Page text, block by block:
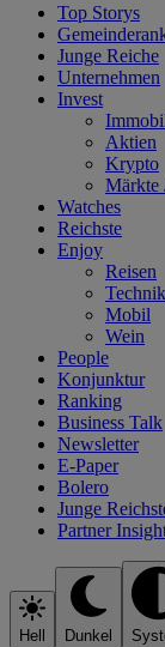
Top Storys
Junge Reiche
Unternehmen
Invest
Aktien
Krypto
Märkte
Watches
Reichste
Enjoy
Reisen
Technik
Mobil
Wein
People
Konjunktur
Ranking
Business Talk
Newsletter
E-Paper
Bolero
Junge
Partner
Hell Dunkel